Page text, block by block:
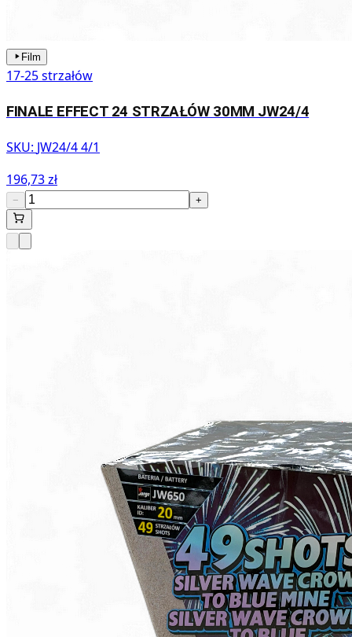
Film
17-25 strzałów
FINALE EFFECT 24 STRZAŁÓW 30MM JW24/4
SKU: JW24/4 4/1
196,73 zł
− +